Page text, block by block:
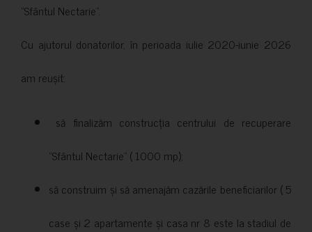
”Sfântul Nectarie”.
Cu ajutorul donatorilor, în perioada iulie 2020-iunie 2026
am reușit:
să finalizăm construcția centrului de recuperare
”Sfântul Nectarie” ( 1000 mp);
să construim și să amenajăm cazările beneficiarilor ( 5
case și 2 apartamente și casa nr 8 este la stadiul de